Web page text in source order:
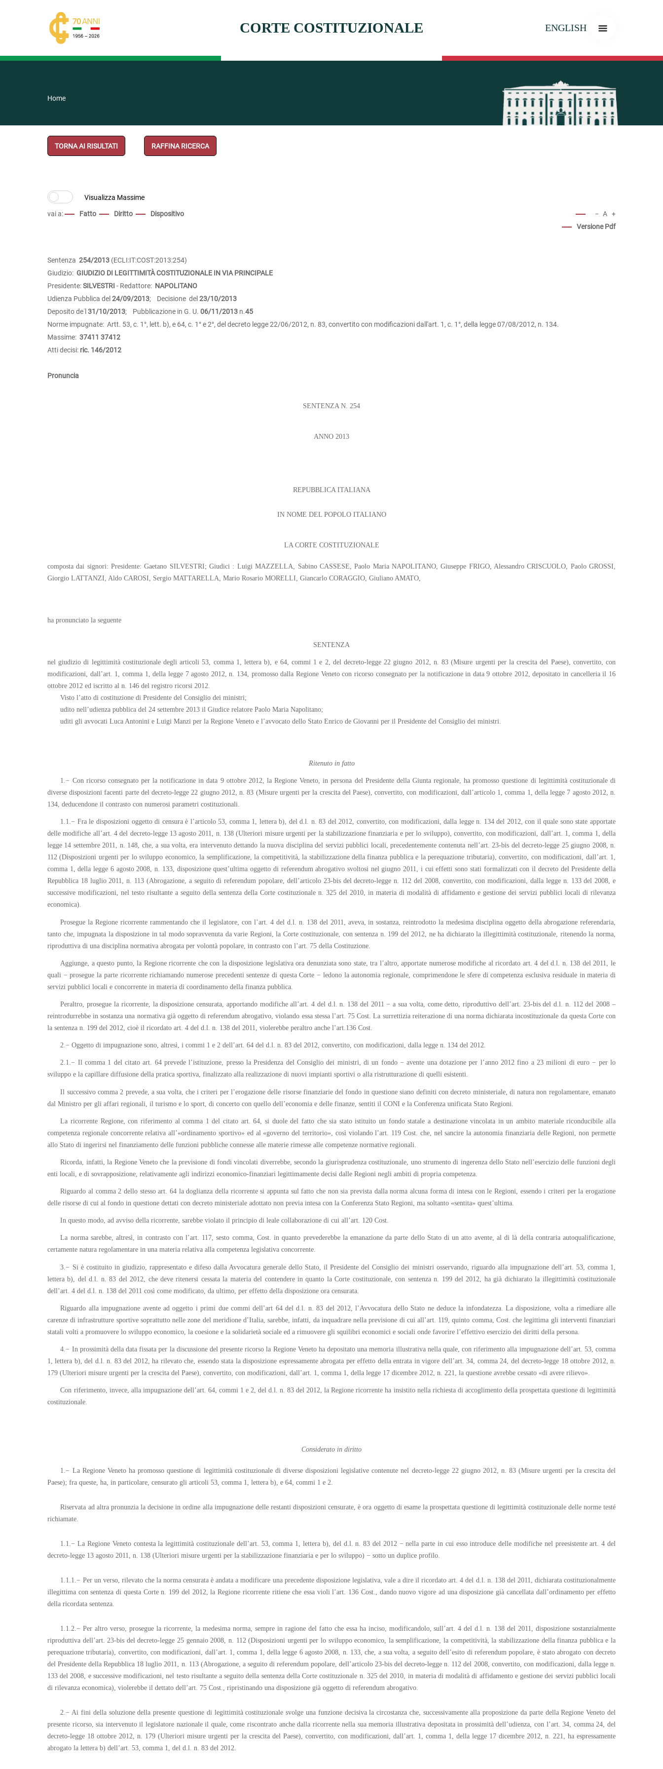
CORTE COSTITUZIONALE ENGLISH
Home
TORNA AI RISULTATI RAFFINA RICERCA
vai a: Fatto Diritto Dispositivo − A +
Versione Pdf
Sentenza 254/2013 (ECLI:IT:COST:2013:254)
Giudizio: GIUDIZIO DI LEGITTIMITÀ COSTITUZIONALE IN VIA PRINCIPALE
Presidente:SILVESTRI - Redattore: NAPOLITANO
Udienza Pubblica del 24/09/2013; Decisione del 23/10/2013
Deposito de˙l 31/10/2013; Pubblicazione in G. U. 06/11/2013 n.45
Norme impugnate: Artt. 53, c. 1°, lett. b), e 64, c. 1° e 2°, del decreto legge 22/06/2012, n. 83, convertito con modificazioni dall'art. 1, c. 1°, della legge 07/08/2012, n. 134.
Massime: 37411 37412
Atti decisi: ric. 146/2012
Pronuncia
SENTENZA N. 254
ANNO 2013
REPUBBLICA ITALIANA
IN NOME DEL POPOLO ITALIANO
LA CORTE COSTITUZIONALE
composta dai signori: Presidente: Gaetano SILVESTRI; Giudici : Luigi MAZZELLA, Sabino CASSESE, Paolo Maria NAPOLITANO, Giuseppe FRIGO, Alessandro CRISCUOLO, Paolo GROSSI,
Giorgio LATTANZI, Aldo CAROSI, Sergio MATTARELLA, Mario Rosario MORELLI, Giancarlo CORAGGIO, Giuliano AMATO,
ha pronunciato la seguente
SENTENZA
nel giudizio di legittimità costituzionale degli articoli 53, comma 1, lettera b), e 64, commi 1 e 2, del decreto-legge 22 giugno 2012, n. 83 (Misure urgenti per la crescita del Paese), convertito, con
modificazioni, dall’art. 1, comma 1, della legge 7 agosto 2012, n. 134, promosso dalla Regione Veneto con ricorso consegnato per la notificazione in data 9 ottobre 2012, depositato in cancelleria il 16
ottobre 2012 ed iscritto al n. 146 del registro ricorsi 2012.
Visto l’atto di costituzione di Presidente del Consiglio dei ministri;
udito nell’udienza pubblica del 24 settembre 2013 il Giudice relatore Paolo Maria Napolitano;
uditi gli avvocati Luca Antonini e Luigi Manzi per la Regione Veneto e l’avvocato dello Stato Enrico de Giovanni per il Presidente del Consiglio dei ministri.
Ritenuto in fatto
1.− Con ricorso consegnato per la notificazione in data 9 ottobre 2012, la Regione Veneto, in persona del Presidente della Giunta regionale, ha promosso questione di legittimità costituzionale di
diverse disposizioni facenti parte del decreto-legge 22 giugno 2012, n. 83 (Misure urgenti per la crescita del Paese), convertito, con modificazioni, dall’articolo 1, comma 1, della legge 7 agosto 2012, n.
134, deducendone il contrasto con numerosi parametri costituzionali.
1.1.− Fra le disposizioni oggetto di censura è l’articolo 53, comma 1, lettera b), del d.l. n. 83 del 2012, convertito, con modificazioni, dalla legge n. 134 del 2012, con il quale sono state apportate
delle modifiche all’art. 4 del decreto-legge 13 agosto 2011, n. 138 (Ulteriori misure urgenti per la stabilizzazione finanziaria e per lo sviluppo), convertito, con modificazioni, dall’art. 1, comma 1, della
legge 14 settembre 2011, n. 148, che, a sua volta, era intervenuto dettando la nuova disciplina del servizi pubblici locali, precedentemente contenuta nell’art. 23-bis del decreto-legge 25 giugno 2008, n.
112 (Disposizioni urgenti per lo sviluppo economico, la semplificazione, la competitività, la stabilizzazione della finanza pubblica e la perequazione tributaria), convertito, con modificazioni, dall’art. 1,
comma 1, della legge 6 agosto 2008, n. 133, disposizione quest’ultima oggetto di referendum abrogativo svoltosi nel giugno 2011, i cui effetti sono stati formalizzati con il decreto del Presidente della
Repubblica 18 luglio 2011, n. 113 (Abrogazione, a seguito di referendum popolare, dell’articolo 23-bis del decreto-legge n. 112 del 2008, convertito, con modificazioni, dalla legge n. 133 del 2008, e
successive modificazioni, nel testo risultante a seguito della sentenza della Corte costituzionale n. 325 del 2010, in materia di modalità di affidamento e gestione dei servizi pubblici locali di rilevanza
economica).
Prosegue la Regione ricorrente rammentando che il legislatore, con l’art. 4 del d.l. n. 138 del 2011, aveva, in sostanza, reintrodotto la medesima disciplina oggetto della abrogazione referendaria,
tanto che, impugnata la disposizione in tal modo sopravvenuta da varie Regioni, la Corte costituzionale, con sentenza n. 199 del 2012, ne ha dichiarato la illegittimità costituzionale, ritenendo la norma,
riproduttiva di una disciplina normativa abrogata per volontà popolare, in contrasto con l’art. 75 della Costituzione.
Aggiunge, a questo punto, la Regione ricorrente che con la disposizione legislativa ora denunziata sono state, tra l’altro, apportate numerose modifiche al ricordato art. 4 del d.l. n. 138 del 2011, le
quali − prosegue la parte ricorrente richiamando numerose precedenti sentenze di questa Corte − ledono la autonomia regionale, comprimendone le sfere di competenza esclusiva residuale in materia di
servizi pubblici locali e concorrente in materia di coordinamento della finanza pubblica.
Peraltro, prosegue la ricorrente, la disposizione censurata, apportando modifiche all’art. 4 del d.l. n. 138 del 2011 − a sua volta, come detto, riproduttivo dell’art. 23-bis del d.l. n. 112 del 2008 –
reintrodurrebbe in sostanza una normativa già oggetto di referendum abrogativo, violando essa stessa l’art. 75 Cost. La surrettizia reiterazione di una norma dichiarata incostituzionale da questa Corte con
la sentenza n. 199 del 2012, cioè il ricordato art. 4 del d.l. n. 138 del 2011, violerebbe peraltro anche l’art.136 Cost.
2.− Oggetto di impugnazione sono, altresì, i commi 1 e 2 dell’art. 64 del d.l. n. 83 del 2012, convertito, con modificazioni, dalla legge n. 134 del 2012.
2.1.− Il comma 1 del citato art. 64 prevede l’istituzione, presso la Presidenza del Consiglio dei ministri, di un fondo − avente una dotazione per l’anno 2012 fino a 23 milioni di euro − per lo
sviluppo e la capillare diffusione della pratica sportiva, finalizzato alla realizzazione di nuovi impianti sportivi o alla ristrutturazione di quelli esistenti.
Il successivo comma 2 prevede, a sua volta, che i criteri per l’erogazione delle risorse finanziarie del fondo in questione siano definiti con decreto ministeriale, di natura non regolamentare, emanato
dal Ministro per gli affari regionali, il turismo e lo sport, di concerto con quello dell’economia e delle finanze, sentiti il CONI e la Conferenza unificata Stato Regioni.
La ricorrente Regione, con riferimento al comma 1 del citato art. 64, si duole del fatto che sia stato istituito un fondo statale a destinazione vincolata in un ambito materiale riconducibile alla
competenza regionale concorrente relativa all’«ordinamento sportivo» ed al «governo del territorio», così violando l’art. 119 Cost. che, nel sancire la autonomia finanziaria delle Regioni, non permette
allo Stato di ingerirsi nel finanziamento delle funzioni pubbliche connesse alle materie rimesse alle competenze normative regionali.
Ricorda, infatti, la Regione Veneto che la previsione di fondi vincolati diverrebbe, secondo la giurisprudenza costituzionale, uno strumento di ingerenza dello Stato nell’esercizio delle funzioni degli
enti locali, e di sovrapposizione, relativamente agli indirizzi economico-finanziari legittimamente decisi dalle Regioni negli ambiti di propria competenza.
Riguardo al comma 2 dello stesso art. 64 la doglianza della ricorrente si appunta sul fatto che non sia prevista dalla norma alcuna forma di intesa con le Regioni, essendo i criteri per la erogazione
delle risorse di cui al fondo in questione dettati con decreto ministeriale adottato non previa intesa con la Conferenza Stato Regioni, ma soltanto «sentita» quest’ultima.
In questo modo, ad avviso della ricorrente, sarebbe violato il principio di leale collaborazione di cui all’art. 120 Cost.
La norma sarebbe, altresì, in contrasto con l’art. 117, sesto comma, Cost. in quanto prevederebbe la emanazione da parte dello Stato di un atto avente, al di là della contraria autoqualificazione,
certamente natura regolamentare in una materia relativa alla competenza legislativa concorrente.
3.− Si è costituito in giudizio, rappresentato e difeso dalla Avvocatura generale dello Stato, il Presidente del Consiglio dei ministri osservando, riguardo alla impugnazione dell’art. 53, comma 1,
lettera b), del d.l. n. 83 del 2012, che deve ritenersi cessata la materia del contendere in quanto la Corte costituzionale, con sentenza n. 199 del 2012, ha già dichiarato la illegittimità costituzionale
dell’art. 4 del d.l. n. 138 del 2011 così come modificato, da ultimo, per effetto della disposizione ora censurata.
Riguardo alla impugnazione avente ad oggetto i primi due commi dell’art 64 del d.l. n. 83 del 2012, l’Avvocatura dello Stato ne deduce la infondatezza. La disposizione, volta a rimediare alle
carenze di infrastrutture sportive soprattutto nelle zone del meridione d’Italia, sarebbe, infatti, da inquadrare nella previsione di cui all’art. 119, quinto comma, Cost. che legittima gli interventi finanziari
statali volti a promuovere lo sviluppo economico, la coesione e la solidarietà sociale ed a rimuovere gli squilibri economici e sociali onde favorire l’effettivo esercizio dei diritti della persona.
4.− In prossimità della data fissata per la discussione del presente ricorso la Regione Veneto ha depositato una memoria illustrativa nella quale, con riferimento alla impugnazione dell’art. 53, comma
1, lettera b), del d.l. n. 83 del 2012, ha rilevato che, essendo stata la disposizione espressamente abrogata per effetto della entrata in vigore dell’art. 34, comma 24, del decreto-legge 18 ottobre 2012, n.
179 (Ulteriori misure urgenti per la crescita del Paese), convertito, con modificazioni, dall’art. 1, comma 1, della legge 17 dicembre 2012, n. 221, la questione avrebbe cessato «di avere rilievo».
Con riferimento, invece, alla impugnazione dell’art. 64, commi 1 e 2, del d.l. n. 83 del 2012, la Regione ricorrente ha insistito nella richiesta di accoglimento della prospettata questione di legittimità
costituzionale.
Considerato in diritto
1.− La Regione Veneto ha promosso questione di legittimità costituzionale di diverse disposizioni legislative contenute nel decreto-legge 22 giugno 2012, n. 83 (Misure urgenti per la crescita del
Paese); fra queste, ha, in particolare, censurato gli articoli 53, comma 1, lettera b), e 64, commi 1 e 2.
Riservata ad altra pronunzia la decisione in ordine alla impugnazione delle restanti disposizioni censurate, è ora oggetto di esame la prospettata questione di legittimità costituzionale delle norme testé
richiamate.
1.1.− La Regione Veneto contesta la legittimità costituzionale dell’art. 53, comma 1, lettera b), del d.l. n. 83 del 2012 − nella parte in cui esso introduce delle modifiche nel preesistente art. 4 del
decreto-legge 13 agosto 2011, n. 138 (Ulteriori misure urgenti per la stabilizzazione finanziaria e per lo sviluppo) − sotto un duplice profilo.
1.1.1.− Per un verso, rilevato che la norma censurata è andata a modificare una precedente disposizione legislativa, vale a dire il ricordato art. 4 del d.l. n. 138 del 2011, dichiarata costituzionalmente
illegittima con sentenza di questa Corte n. 199 del 2012, la Regione ricorrente ritiene che essa violi l’art. 136 Cost., dando nuovo vigore ad una disposizione già cancellata dall’ordinamento per effetto
della ricordata sentenza.
1.1.2.− Per altro verso, prosegue la ricorrente, la medesima norma, sempre in ragione del fatto che essa ha inciso, modificandolo, sull’art. 4 del d.l. n. 138 del 2011, disposizione sostanzialmente
riproduttiva dell’art. 23-bis del decreto-legge 25 gennaio 2008, n. 112 (Disposizioni urgenti per lo sviluppo economico, la semplificazione, la competitività, la stabilizzazione della finanza pubblica e la
perequazione tributaria), convertito, con modificazioni, dall’art. 1, comma 1, della legge 6 agosto 2008, n. 133, che, a sua volta, a seguito dell’esito di referendum popolare, è stato abrogato con decreto
del Presidente della Repubblica 18 luglio 2011, n. 113 (Abrogazione, a seguito di referendum popolare, dell’articolo 23-bis del decreto-legge n. 112 del 2008, convertito, con modificazioni, dalla legge n.
133 del 2008, e successive modificazioni, nel testo risultante a seguito della sentenza della Corte costituzionale n. 325 del 2010, in materia di modalità di affidamento e gestione dei servizi pubblici locali
di rilevanza economica), violerebbe il dettato dell’art. 75 Cost., ripristinando una disposizione già oggetto di referendum abrogativo.
2.− Ai fini della soluzione della presente questione di legittimità costituzionale svolge una funzione decisiva la circostanza che, successivamente alla proposizione da parte della Regione Veneto del
presente ricorso, sia intervenuto il legislatore nazionale il quale, come riscontrato anche dalla ricorrente nella sua memoria illustrativa depositata in prossimità dell’udienza, con l’art. 34, comma 24, del
decreto-legge 18 ottobre 2012, n. 179 (Ulteriori misure urgenti per la crescita del Paese), convertito, con modificazioni, dall’art. 1, comma 1, della legge 17 dicembre 2012, n. 221, ha espressamente
abrogato la lettera b) dell’art. 53, comma 1, del d.l. n. 83 del 2012.